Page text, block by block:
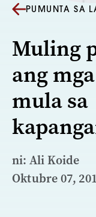
PUMUNTA SA
Muling
ang
mula sa
ni: Ali Koide
Oktubre 07,